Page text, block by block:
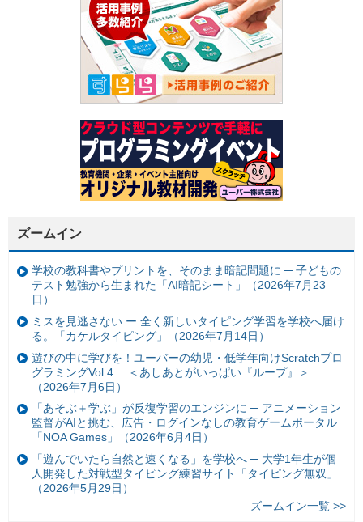
ズームイン
学校の教科書やプリントを、そのまま暗記問題に ─ 子どもの
テスト勉強から生まれた「AI暗記シート」（2026年7月23
日）
ミスを見逃さない ー 全く新しいタイピング学習を学校へ届け
る。「カケルタイピング」（2026年7月14日）
遊びの中に学びを！ユーバーの幼児・低学年向けScratchプロ
グラミングVol.4 ＜あしあとがいっぱい『ループ』＞
（2026年7月6日）
「あそぶ＋学ぶ」が反復学習のエンジンに ─ アニメーション
監督がAIと挑む、広告・ログインなしの教育ゲームポータル
「NOA Games」（2026年6月4日）
「遊んでいたら自然と速くなる」を学校へ ─ 大学1年生が個
人開発した対戦型タイピング練習サイト「タイピング無双」
（2026年5月29日）
ズームイン一覧 >>